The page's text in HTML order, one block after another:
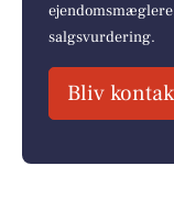
salgsvurdering.
Bliv